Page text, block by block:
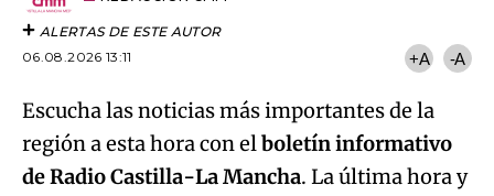
ALERTAS DE ESTE AUTOR
06.08.2026 13:11
+A -A
Escucha las noticias más importantes de la
región a esta hora con elboletín informativo
de Radio Castilla-La Mancha. La última hora y